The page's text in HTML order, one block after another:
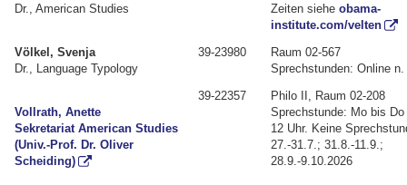
Dr., American Studies
Zeiten siehe obama-
institute.com/velten
Völkel, Svenja
Dr., Language Typology
39-23980
Raum 02-567
Sprechstunden: Online n.
Vollrath, Anette
Sekretariat American Studies
(Univ.-Prof. Dr. Oliver
Scheiding)
39-22357
Philo II, Raum 02-208
Sprechstunde: Mo bis Do
12 Uhr. Keine
27.-31.7.; 31.8.-11.9.;
28.9.-9.10.2026